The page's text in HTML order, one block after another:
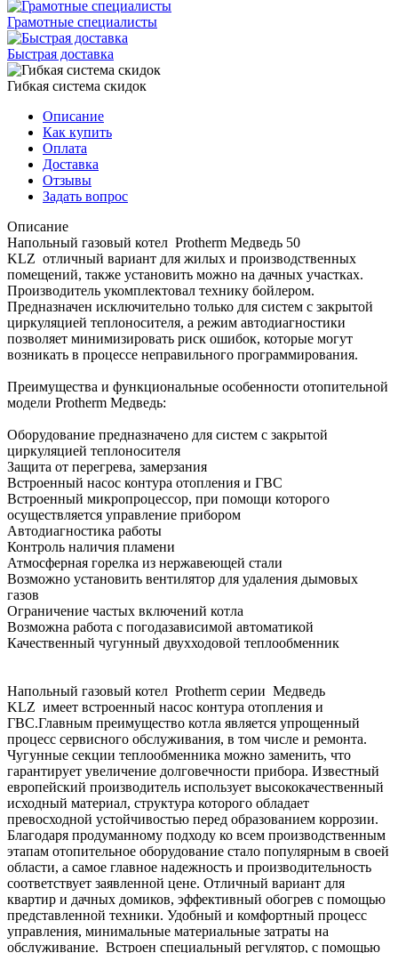
Грамотные специалисты
Быстрая доставка
Гибкая система скидок
Описание
Как купить
Оплата
Доставка
Отзывы
Задать вопрос
Описание
Напольный газовый котел Protherm Медведь 50
KLZ отличный вариант для жилых и производственных
помещений, также установить можно на дачных участках.
Производитель укомплектовал технику бойлером.
Предназначен исключительно только для систем с закрытой
циркуляцией теплоносителя, а режим автодиагностики
позволяет минимизировать риск ошибок, которые могут
возникать в процессе неправильного программирования.
Преимущества и функциональные особенности отопительной
модели Protherm Медведь:
Оборудование предназначено для систем с закрытой
циркуляцией теплоносителя
Защита от перегрева, замерзания
Встроенный насос контура отопления и ГВС
Встроенный микропроцессор, при помощи которого
осуществляется управление прибором
Автодиагностика работы
Контроль наличия пламени
Атмосферная горелка из нержавеющей стали
Возможно установить вентилятор для удаления дымовых
газов
Ограничение частых включений котла
Возможна работа с погодазависимой автоматикой
Качественный чугунный двухходовой теплообменник
Напольный газовый котел Protherm серии Медведь
KLZ имеет встроенный насос контура отопления и
ГВС.Главным преимущество котла является упрощенный
процесс сервисного обслуживания, в том числе и ремонта.
Чугунные секции теплообменника можно заменить, что
гарантирует увеличение долговечности прибора. Известный
европейский производитель использует высококачественный
исходный материал, структура которого обладает
превосходной устойчивостью перед образованием коррозии.
Благодаря продуманному подходу ко всем производственным
этапам отопительное оборудование стало популярным в своей
области, а самое главное надежность и производительность
соответствует заявленной цене. Отличный вариант для
квартир и дачных домиков, эффективный обогрев с помощью
представленной техники. Удобный и комфортный процесс
управления, минимальные материальные затраты на
обслуживание. Встроен специальный регулятор, с помощью